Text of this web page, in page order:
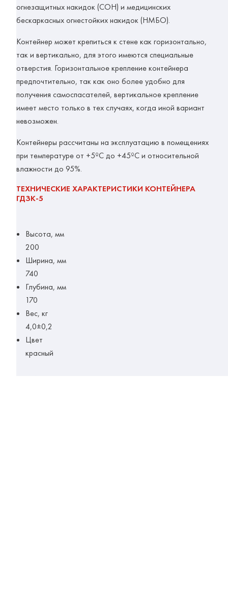
огнезащитных накидок (СОН) и медицинских
бескаркасных огнестойких накидок (НМБО).
Контейнер может крепиться к стене как горизонтально,
так и вертикально, для этого имеются специальные
отверстия. Горизонтальное крепление контейнера
предпочтительно, так как оно более удобно для
получения самоспасателей, вертикальное крепление
имеет место только в тех случаях, когда иной вариант
невозможен.
Контейнеры рассчитаны на эксплуатацию в помещениях
при температуре от +5ºС до +45ºС и относительной
влажности до 95%.
ТЕХНИЧЕСКИЕ ХАРАКТЕРИСТИКИ КОНТЕЙНЕРА
ГДЗК-5
Высота, мм
200
Ширина, мм
740
Глубина, мм
170
Вес, кг
4,0±0,2
Цвет
красный